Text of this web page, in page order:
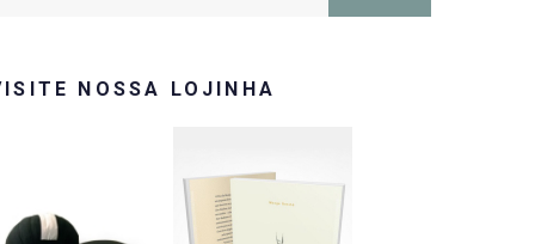
NOSSA LOJINHA